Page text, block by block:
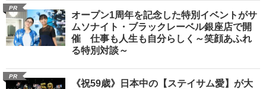
PR
オープン1周年を記念した特別イベントがサ
ムソナイト・ブラックレーベル銀座店で開
催 仕事も人生も自分らしく～笑顔あふれ
る特別対談～
PR
《祝59歳》日本中の【ステイサム愛】が大